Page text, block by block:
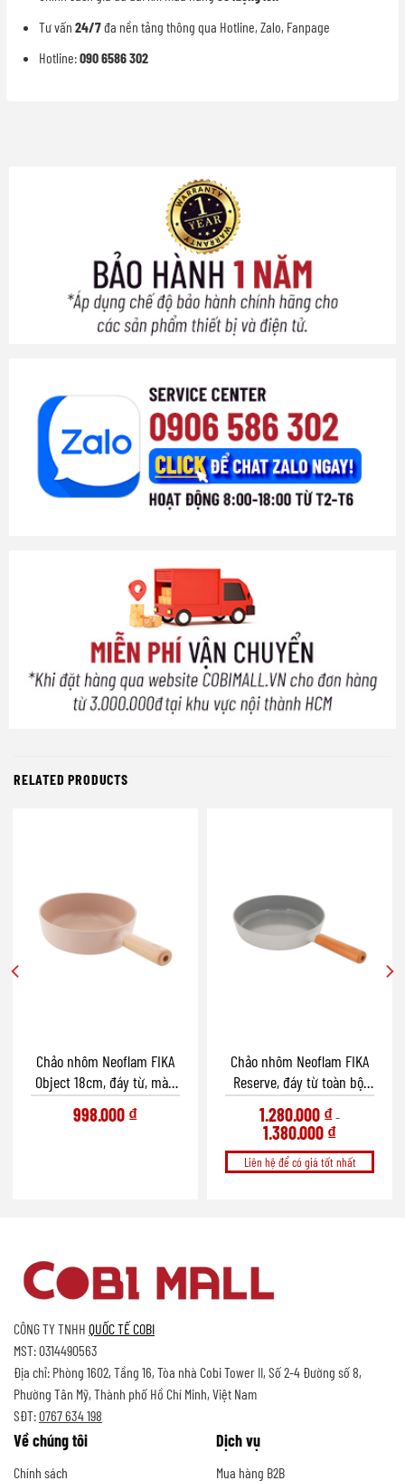
Tư vấn 24/7đa nền tảng thông qua Hotline, Zalo, Fanpage
Hotline:090 6586 302
RELATED PRODUCTS
Chảo nhôm Neoflam FIKA
Object 18cm, đáy từ, màu
hồng đào
998.000 ₫
Chảo nhôm Neoflam FIKA
Reserve, đáy từ toàn bộ,
màu xanh
1.280.000 ₫–
1.380.000 ₫
Liên hệ để có giá tốt nhất
CÔNG TY TNHH QUỐC TẾ COBI
MST: 0314490563
Địa chỉ: Phòng 1602, Tầng 16, Tòa nhà Cobi Tower II, Số 2-4 Đường số 8,
Phường Tân Mỹ, Thành phố Hồ Chí Minh, Việt Nam
SĐT:0767 634 198
Về chúng tôi
Chính sách
Dịch vụ
Mua hàng B2B